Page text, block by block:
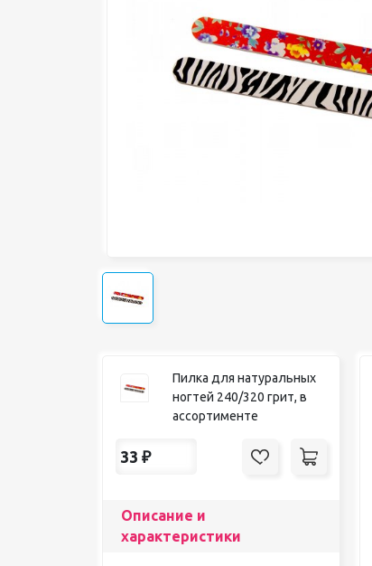
Пилка для натуральных
ногтей 240/320 грит, в
ассортименте
33 ₽
Описание и
характеристики